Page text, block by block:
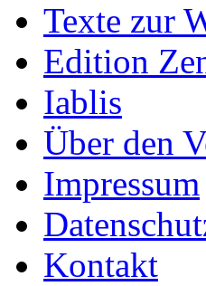
Texte zur
Edition
Iablis
Über den
Impressum
Kontakt